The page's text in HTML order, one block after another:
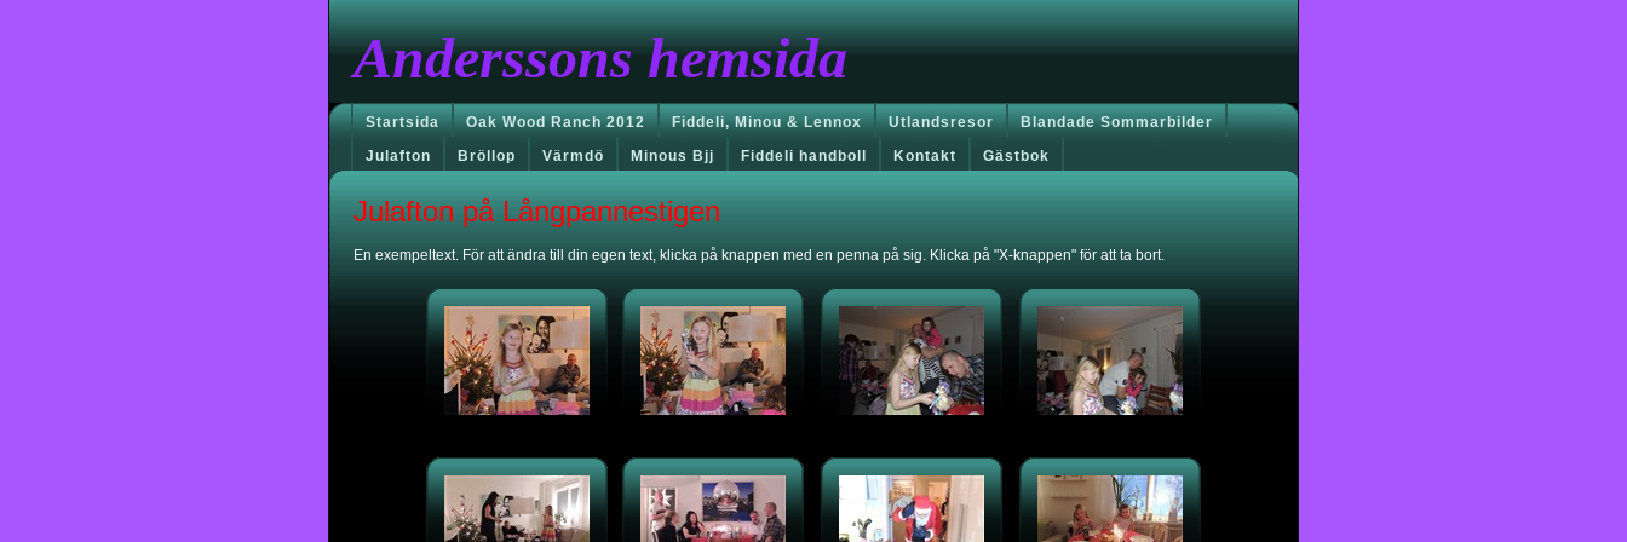
Anderssons hemsida
Startsida Oak Wood Ranch 2012 Fiddeli, Minou & Lennox Utlandsresor
Blandade Sommarbilder
Julafton
Bröllop Värmdö Minous Bjj Fiddeli handboll Kontakt Gästbok
Julafton på Långpannestigen
En exempeltext. För att ändra till din egen text, klicka på knappen med en penna på sig. Klicka på "X-knappen" för att ta bort.